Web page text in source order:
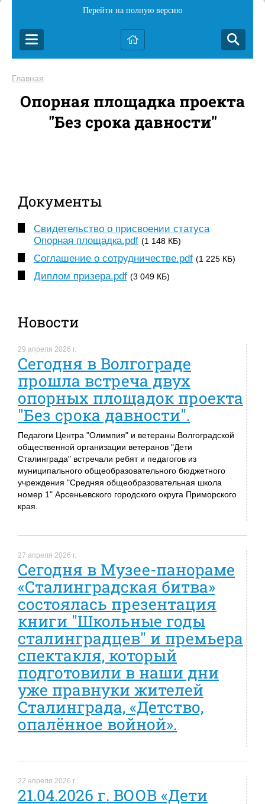
Перейти на полную версию
Главная
Опорная площадка проекта
"Без срока давности"
Документы
Свидетельство о присвоении статуса
Опорная площадка.pdf (1 148 КБ)
Соглашение о сотрудничестве.pdf (1 225 КБ)
Диплом призера.pdf (3 049 КБ)
Новости
29 апреля 2026 г.
Сегодня в Волгограде
прошла встреча двух
опорных площадок проекта
"Без срока давности".
Педагоги Центра "Олимпия" и ветераны Волгоградской
общественной организации ветеранов "Дети
Сталинграда" встречали ребят и педагогов из
муниципального общеобразовательного бюджетного
учреждения "Средняя общеобразовательная школа
номер 1" Арсеньевского городского округа Приморского
края.
27 апреля 2026 г.
Сегодня в Музее-панораме
«Сталинградская битва»
состоялась презентация
книги "Школьные годы
сталинградцев" и премьера
спектакля, который
подготовили в наши дни
уже правнуки жителей
Сталинграда, «Детство,
опалённое войной».
22 апреля 2026 г.
21.04.2026 г. ВООВ «Дети